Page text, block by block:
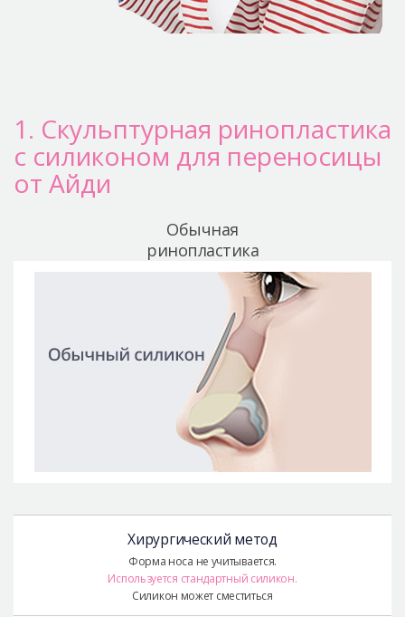
1. Скульптурная ринопластика
с силиконом для переносицы
от Айди
Обычная
ринопластика
Хирургический метод
Форма носа не учитывается.
Используется стандартный силикон.
Силикон может сместиться